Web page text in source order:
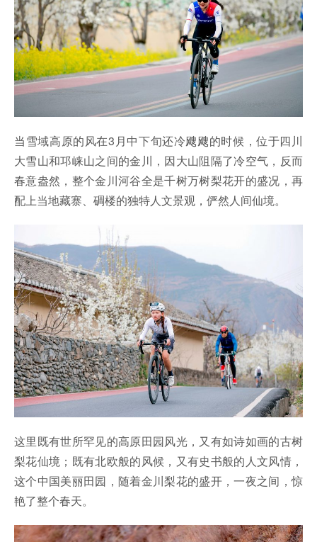
当雪域高原的风在3月中下旬还冷飕飕的时候，位于四川
大雪山和邛崃山之间的金川，因大山阻隔了冷空气，反而
春意盎然，整个金川河谷全是千树万树梨花开的盛况，再
配上当地藏寨、碉楼的独特人文景观，俨然人间仙境。
这里既有世所罕见的高原田园风光，又有如诗如画的古树
梨花仙境；既有北欧般的风候，又有史书般的人文风情，
这个中国美丽田园，随着金川梨花的盛开，一夜之间，惊
艳了整个春天。